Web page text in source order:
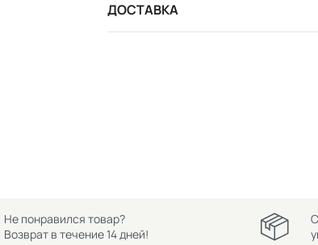
ДОСТАВКА
Не понравился товар?
Возврат в течение 14 дней!